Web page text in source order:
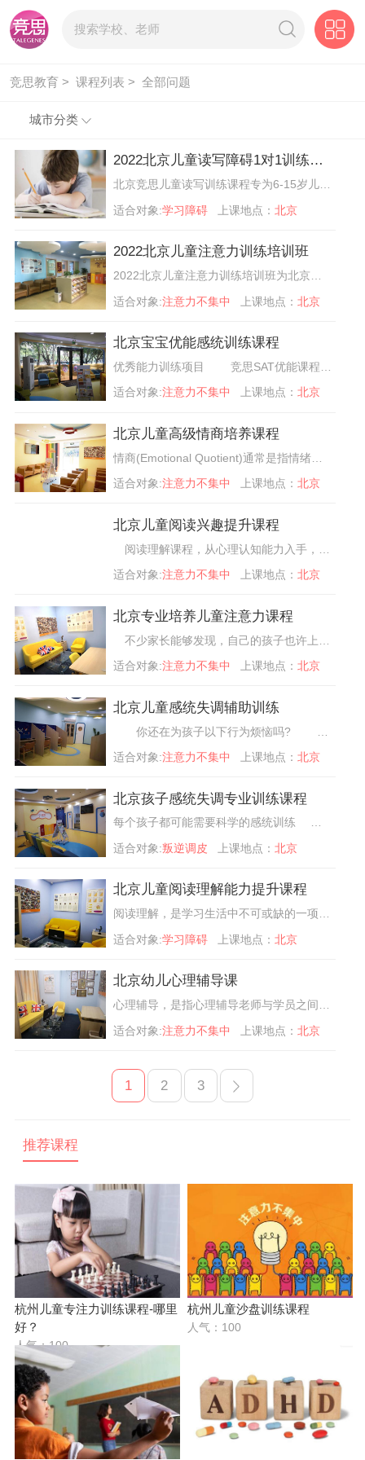
竞思教育 > 课程列表 > 全部问题
城市分类
2022北京儿童读写障碍1对1训练课程
北京竞思儿童读写训练课程专为6-15岁儿童研发，通过针对大脑的阅读区域进行直接训练，改善孩子的阅读困难和阅读障碍问题。对于造成读写困难、阅读障碍的两种情况，竞思都有相对应的训练方案。对于大脑颞平面均衡问题和脑神经协调时间问题，都有相应针对方案。
适合对象:学习障碍上课地点： 北京
2022北京儿童注意力训练培训班
适合对象:注意力不集中 上课地点： 北京
北京宝宝优能感统训练课程
适合对象:注意力不集中 上课地点： 北京
北京儿童高级情商培养课程
情商(Emotional Quotient)通常是指情绪商数，简称EQ，主要是指人在情绪、意志、耐受挫折等方面的品 质。1995年，由美国哈佛大学心理学教授丹尼尔?戈尔曼率先提出，他认为情商是一个人重要的生存能力，是影响生活各个层次面和人生未来的关键品质因素
适合对象:注意力不集中 上课地点： 北京
北京儿童阅读兴趣提升课程
适合对象:注意力不集中 上课地点： 北京
北京专业培养儿童注意力课程
适合对象:注意力不集中 上课地点： 北京
北京儿童感统失调辅助训练
适合对象:注意力不集中 上课地点： 北京
北京孩子感统失调专业训练课程
每个孩子都可能需要科学的感统训练 感统失调并不是个别现象。北大医学部调查发现，儿童感统失调的比例达30%，这部分儿童急需专业的感统训练。同时，由于感觉运动统合能力是所有儿童认知发育、学习技能的基础
适合对象:叛逆调皮 上课地点： 北京
北京儿童阅读理解能力提升课程
阅读理解，是学习生活中不可或缺的一项能力，是孩子掌握知识获取信息的重要手段。不论日常生活中出现的书籍、报纸、网络讯息，还是考试中所需的审题，都需要孩子从读图、识字中解析出信息。
适合对象:学习障碍上课地点： 北京
北京幼儿心理辅导课
适合对象:注意力不集中 上课地点： 北京
1 2 3
推荐课程
杭州儿童专注力训练课程-哪里
好？
人气：100
杭州儿童沙盘训练课程
人气：100